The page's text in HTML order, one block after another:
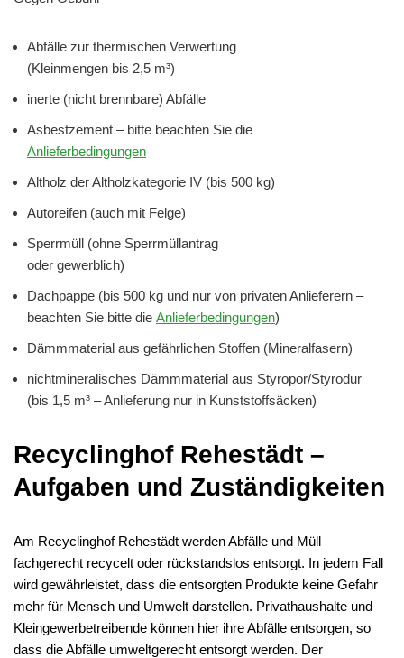
Abfälle zur thermischen Verwertung
(Kleinmengen bis 2,5 m³)
inerte (nicht brennbare) Abfälle
Asbestzement – bitte beachten Sie die
Anlieferbedingungen
Altholz der Altholzkategorie IV (bis 500 kg)
Autoreifen (auch mit Felge)
Sperrmüll (ohne Sperrmüllantrag
oder gewerblich)
Dachpappe (bis 500 kg und nur von privaten Anlieferern –
beachten Sie bitte die Anlieferbedingungen)
Dämmmaterial aus gefährlichen Stoffen (Mineralfasern)
nichtmineralisches Dämmmaterial aus Styropor/Styrodur
(bis 1,5 m³ – Anlieferung nur in Kunststoffsäcken)
Recyclinghof Rehestädt –
Aufgaben und Zuständigkeiten
Am Recyclinghof Rehestädt werden Abfälle und Müll
fachgerecht recycelt oder rückstandslos entsorgt. In jedem Fall
wird gewährleistet, dass die entsorgten Produkte keine Gefahr
mehr für Mensch und Umwelt darstellen. Privathaushalte und
Kleingewerbetreibende können hier ihre Abfälle entsorgen, so
dass die Abfälle umweltgerecht entsorgt werden. Der